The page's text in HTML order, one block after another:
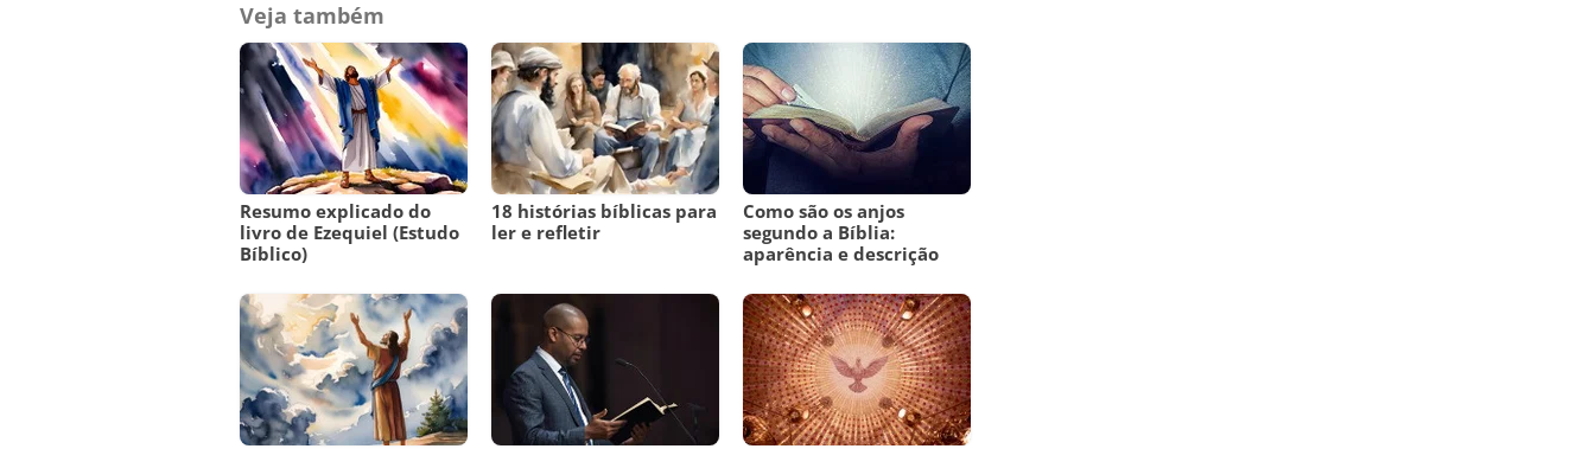
Veja também
Resumo explicado do
livro de Ezequiel (Estudo
Bíblico)
18 histórias bíblicas para
ler e refletir
Como são os anjos
segundo a Bíblia:
aparência e descrição